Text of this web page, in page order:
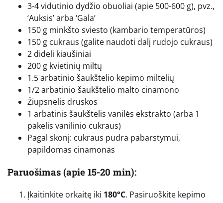
3-4 vidutinio dydžio obuoliai (apie 500-600 g), pvz.,
‘Auksis’ arba ‘Gala’
150 g minkšto sviesto (kambario temperatūros)
150 g cukraus (galite naudoti dalį rudojo cukraus)
2 dideli kiaušiniai
200 g kvietinių miltų
1.5 arbatinio šaukštelio kepimo miltelių
1/2 arbatinio šaukštelio malto cinamono
Žiupsnelis druskos
1 arbatinis šaukštelis vanilės ekstrakto (arba 1
pakelis vanilinio cukraus)
Pagal skonį: cukraus pudra pabarstymui,
papildomas cinamonas
Paruošimas (apie 15-20 min):
Įkaitinkite orkaitę iki 180°C. Pasiruoškite kepimo